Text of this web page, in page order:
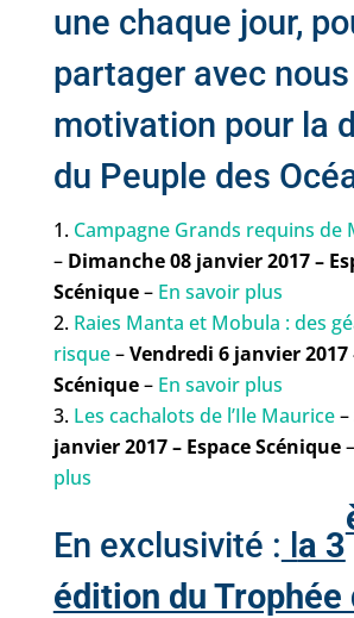
une chaque jour,
partager avec
motivation pour la
du Peuple des
Campagne Grands requins de
– Dimanche 08 janvier 2017 –
Scénique– En savoir plus
Raies Manta et Mobula : des
risque–Vendredi 6 janvier 2017
Scénique– En savoir plus
Les cachalots de l’Ile Maurice–
janvier 2017 – Espace Scénique–
plus
En exclusivité : la 3
édition du Trophée